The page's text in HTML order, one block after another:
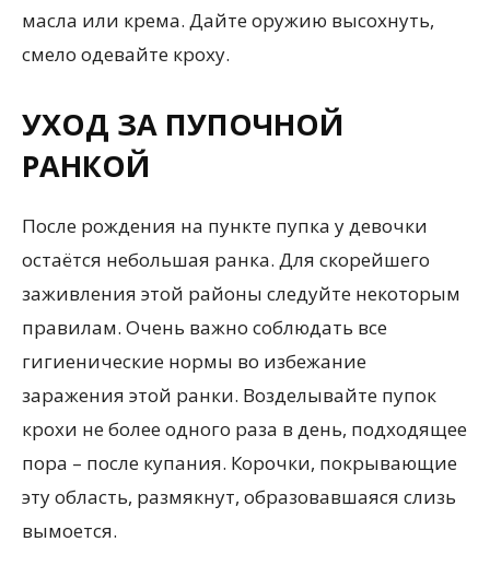
масла или крема. Дайте оружию высохнуть,
смело одевайте кроху.
УХОД ЗА ПУПОЧНОЙ
РАНКОЙ
После рождения на пункте пупка у девочки
остаётся небольшая ранка. Для скорейшего
заживления этой районы следуйте некоторым
правилам. Очень важно соблюдать все
гигиенические нормы во избежание
заражения этой ранки. Возделывайте пупок
крохи не более одного раза в день, подходящее
пора – после купания. Корочки, покрывающие
эту область, размякнут, образовавшаяся слизь
вымоется.